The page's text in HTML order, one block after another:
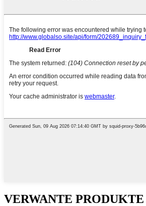
VERWANTE PRODUKTE